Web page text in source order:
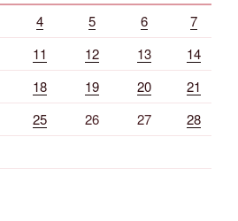
4 5 6
7
11 12 13
14
18 19 20
21
25 26 27
28